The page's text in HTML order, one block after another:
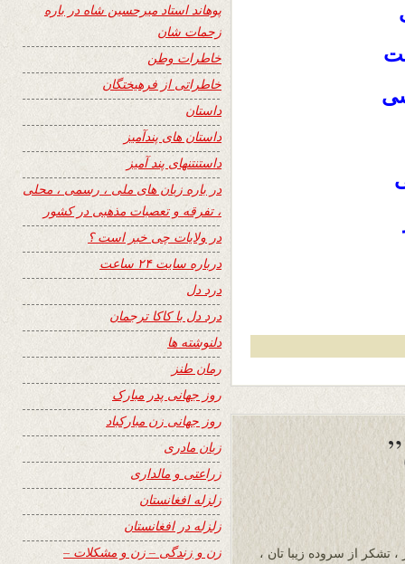
تشکر از سروده زیبا تان ،
پوهاند استاد میرحسین شاه در باره
زحمات شان
خاطرات وطن
خاطراتی از فرهیختگان
داستان
داستان های پندآمیز
داستنتنهای پند آمیز
در باره زبان های ملی ، رسمی ، محلی
، تفرقه و تعصبات مذهبی در کشور
در ولایات چی خبر است ؟
درباره سایت ۲۴ ساعت
درد دل
درد دل با کاکا ترجمان
دلنوشته ها
رمان طنز
روز جهانی پدر مبارک
روز جهانی زن مبارکباد
زبان مادری
زراعتی و مالداری
زلزله افغانستان
زلزله در افغانستان
زن و زندگی – زن و مشکلات –